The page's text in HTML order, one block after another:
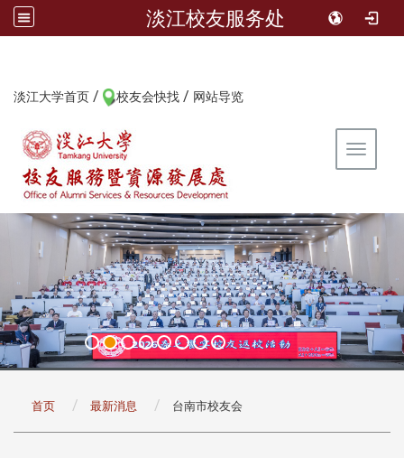
淡江校友服务处
淡江大学首页 / 校友会快找 / 网站导览
Toggle
首页 最新消息 台南市校友会